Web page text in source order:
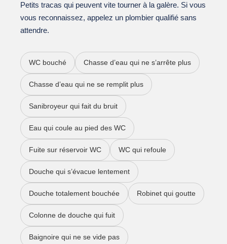
Petits tracas qui peuvent vite tourner à la galère. Si vous
vous reconnaissez, appelez un plombier qualifié sans
attendre.
WC bouché Chasse d’eau qui ne s’arrête plus
Chasse d’eau qui ne se remplit plus
Sanibroyeur qui fait du bruit
Eau qui coule au pied des WC
Fuite sur réservoir WC WC qui refoule
Douche qui s’évacue lentement
Douche totalement bouchée Robinet qui goutte
Colonne de douche qui fuit
Baignoire qui ne se vide pas